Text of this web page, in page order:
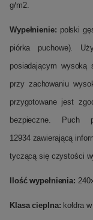
g/m2.
Wypełnienie: polski
piórka puchowe).
posiadającym
przy zachowaniu
przygotowane jest
bezpieczne. Puch
12934 zawierającą
tyczącą się czystości
Ilość wypełnienia:
Klasa cieplna: kołdra